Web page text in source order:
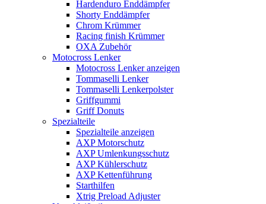
Hardenduro Enddämpfer
Shorty Enddämpfer
Chrom Krümmer
Racing finish Krümmer
OXA Zubehör
Motocross Lenker
Motocross Lenker anzeigen
Tommaselli Lenker
Tommaselli Lenkerpolster
Griffgummi
Griff Donuts
Spezialteile
Spezialteile anzeigen
AXP Motorschutz
AXP Umlenkungsschutz
AXP Kühlerschutz
AXP Kettenführung
Starthilfen
Xtrig Preload Adjuster